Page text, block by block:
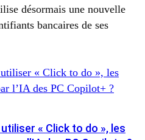
désormais une nouvelle
bancaires de ses
« Click to do », les